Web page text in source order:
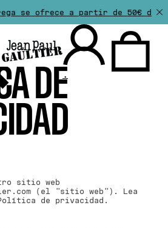
a partir de 50€ de compra.
.
DE
sitio web
(el "sitio web"). Lea
de privacidad.